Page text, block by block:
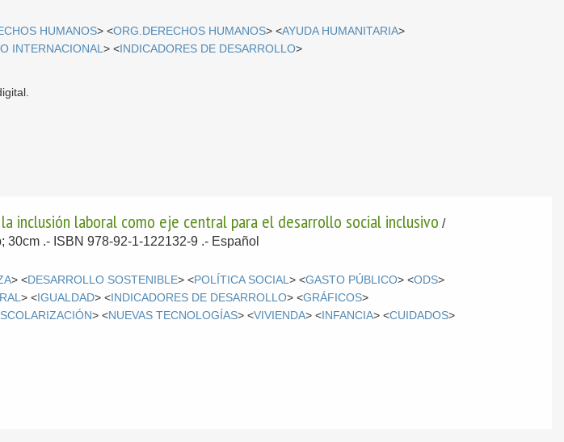
HUMANOS> <ORG.DERECHOS HUMANOS> <AYUDA HUMANITARIA>
INTERNACIONAL> < INDICADORES DE DESARROLLO>
inclusión laboral como eje central para el desarrollo social inclusivo /
30cm .- ISBN 978-92-1-122132-9 .- Español
> <DESARROLLO SOSTENIBLE> <POLÍTICA SOCIAL> <GASTO PÚBLICO> <ODS>
> < IGUALDAD> < INDICADORES DE DESARROLLO> <GRÁFICOS>
> <NUEVAS TECNOLOGÍAS> <VIVIENDA> < INFANCIA> <CUIDADOS>